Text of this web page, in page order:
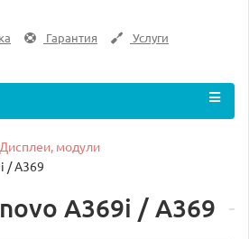
Гарантия
Услуги
Дисплеи, модули
/ A369
A369i / A369